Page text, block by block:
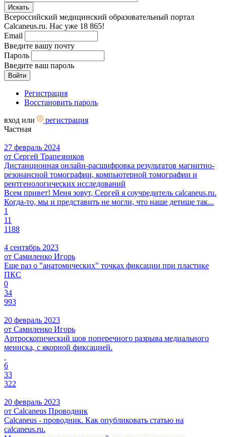
Всероссийский медицинский образовательный портал
Calcaneus.ru. Нас уже 18 865!
Email
Введите вашу почту
Пароль
Введите ваш пароль
Регистрация
Восстановить пароль
вход или
регистрация
Частная
27 февраль 2024
от Сергей Трапезников
Дистанционная онлайн-расшифровка результатов магнитно-
резонансной томографии, компьютерной томографии и
рентгенологических исследований
Всем привет! Меня зовут, Сергей я соучредитель calcaneus.ru.
Когда-то, мы и представить не могли, что наше детище так...
1
11
1188
4 сентябрь 2023
от Самиленко Игорь
Еще раз о "анатомических" точках фиксации при пластике
ПКС
0
34
993
20 февраль 2023
от Самиленко Игорь
Артроскопический шов поперечного разрыва медиального
мениска, с якорной фиксацией.
6
33
322
20 февраль 2023
от Calcaneus Проводник
Calcaneus - проводник. Как опубликовать статью на
calcaneus.ru.